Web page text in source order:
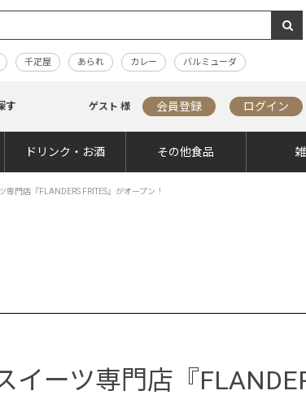
千疋屋 あられ カレー バルミューダ
す ゲスト 様 会員登録 ログイン
ドリンク・お酒 その他食品
門店『FLANDERS FRITES』がオープン！
イーツ専門店『